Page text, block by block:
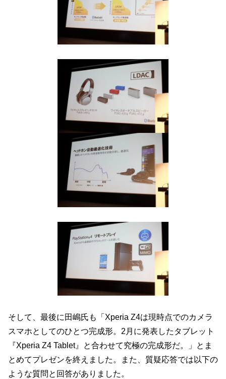
そして、最後に田嶋氏も「Xperia Z4は現時点でのカメラ
スマホとしてのひとつ完成形。2月に発表したタブレット
『Xperia Z4 Tablet』と合わせて究極の完成形だ。」とま
とめてプレゼンを終えました。また、質疑応答では以下の
ような質問と回答がありました。